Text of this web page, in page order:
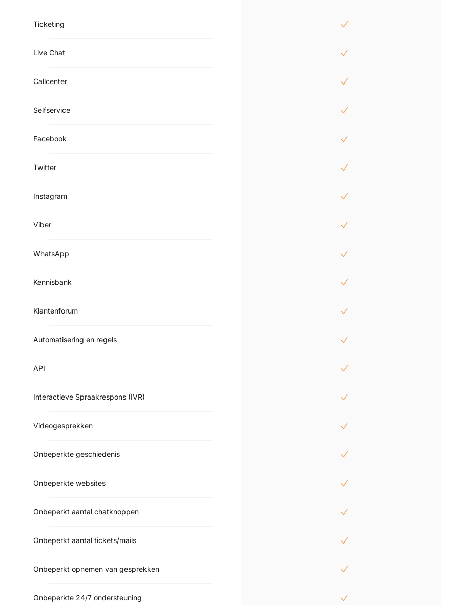
Ticketing
Live Chat
Callcenter
Selfservice
Facebook
Twitter
Instagram
Viber
WhatsApp
Kennisbank
Klantenforum
Automatisering en regels
API
Interactieve Spraakrespons (IVR)
Videogesprekken
Onbeperkte geschiedenis
Onbeperkte websites
Onbeperkt aantal chatknoppen
Onbeperkt aantal tickets/mails
Onbeperkt opnemen van gesprekken
Onbeperkte 24/7 ondersteuning